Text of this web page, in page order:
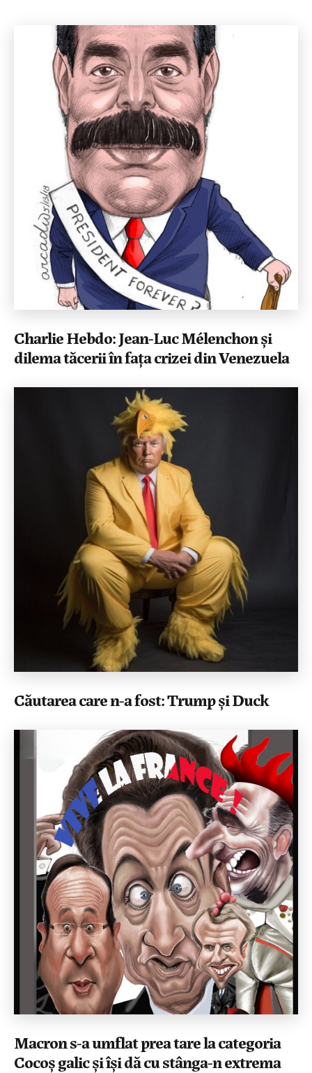
Charlie Hebdo: Jean-Luc Mélenchon și
dilema tăcerii în fața crizei din Venezuela
Căutarea care n-a fost: Trump și Duck
Macron s-a umflat prea tare la categoria
Cocoș galic și își dă cu stânga-n extrema